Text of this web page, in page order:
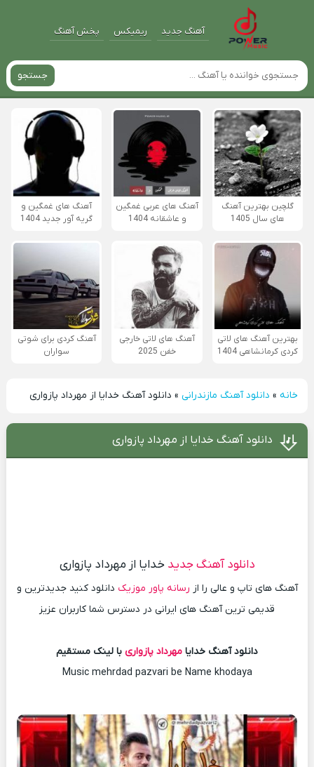
آهنگ جدید ریمیکس پخش آهنگ
جستجو
گلچین بهترین آهنگ
های سال 1405
آهنگ های عربی غمگین
و عاشقانه 1404
آهنگ های غمگین و
گریه آور جدید 1404
بهترین آهنگ های لاتی
کردی کرمانشاهی 1404
آهنگ های لاتی خارجی
خفن 2025
آهنگ کردی برای شوتی
سواران
خانه» دانلود آهنگ مازندرانی» دانلود آهنگ خدایا از مهرداد پازواری
دانلود آهنگ خدایا از مهرداد پازواری
دانلود آهنگ جدید خدایا از مهرداد پازواری
آهنگ های تاپ و عالی را از رسانه پاور موزیک دانلود کنید جدیدترین و
قدیمی ترین آهنگ های ایرانی در دسترس شما کاربران عزیز
دانلود آهنگ خدایا مهرداد پازواری با لینک مستقیم
Music mehrdad pazvari be Name khodaya